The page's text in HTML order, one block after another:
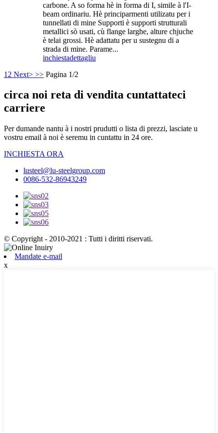
carbone. A so forma hè in forma di I, simile à l'I-
beam ordinariu. Hè principarmenti utilizatu per i
tunnellati di mine Supporti è supporti strutturali
metallici sò usati, cù flange larghe, alture chjuche
è telai grossi. Hè adattatu per u sustegnu di a
strada di mine. Parame...
inchiestadettagliu
1 2 Next> >> Pagina 1/2
circa noi reta di vendita cuntattateci
carriere
Per dumande nantu à i nostri prudutti o lista di prezzi, lasciate u
vostru email à noi è seremu in cuntattu in 24 ore.
INCHIESTA ORA
lusteel@lu-steelgroup.com
0086-532-86943249
© Copyright - 2010-2021 : Tutti i diritti riservati.
Mandate e-mail
x